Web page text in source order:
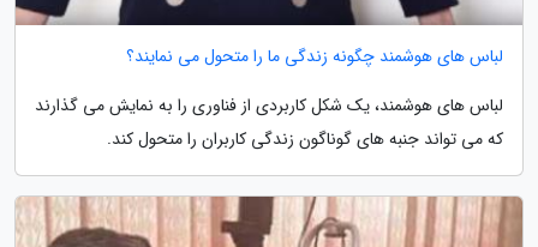
لباس های هوشمند چگونه زندگی ما را متحول می نمایند؟
لباس های هوشمند، یک شکل کاربردی از فناوری را به نمایش می گذارند
که می تواند جنبه های گوناگون زندگی کاربران را متحول کند.